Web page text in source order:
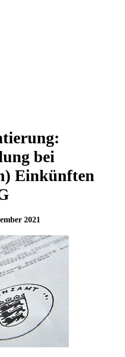
bei
Einkünften
2021